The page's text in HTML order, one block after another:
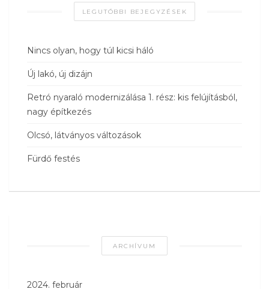
LEGUTÓBBI BEJEGYZÉSEK
Nincs olyan, hogy túl kicsi háló
Új lakó, új dizájn
Retró nyaraló modernizálása 1. rész: kis felújításból,
nagy építkezés
Olcsó, látványos változások
Fürdő festés
ARCHÍVUM
2024. február